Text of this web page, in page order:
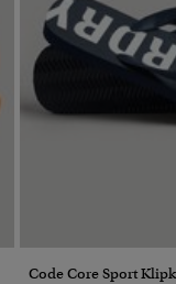
Code Core Sport